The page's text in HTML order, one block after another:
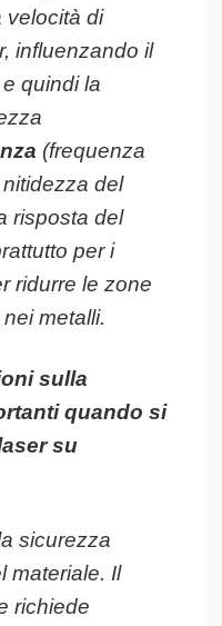
velocità di
influenzando il
quindi la
(frequenza
del
risposta del
per i
ridurre le zone
metalli.
sulla
quando si
su
sicurezza
materiale. Il
richiede